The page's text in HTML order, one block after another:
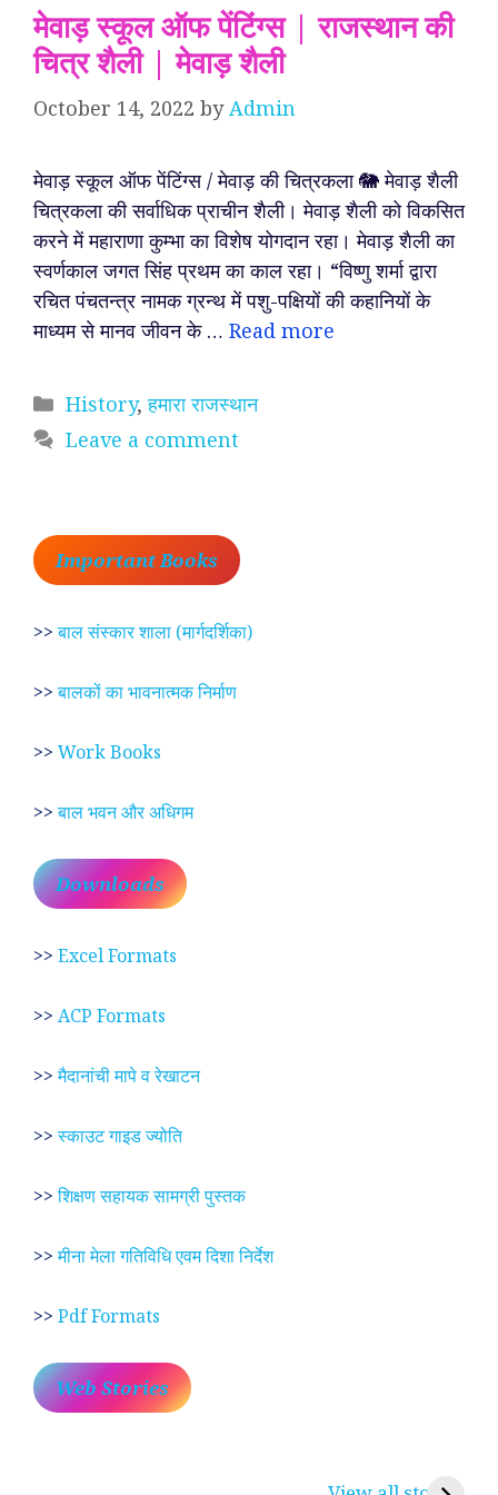
मेवाड़ स्कूल ऑफ पेंटिंग्स | राजस्थान की
चित्र शैली | मेवाड़ शैली
October 14, 2022 byAdmin
मेवाड़ स्कूल ऑफ पेंटिंग्स / मेवाड़ की चित्रकला 🐘 मेवाड़ शैली
चित्रकला की सर्वाधिक प्राचीन शैली। मेवाड़ शैली को विकसित
करने में महाराणा कुम्भा का विशेष योगदान रहा। मेवाड़ शैली का
स्वर्णकाल जगत सिंह प्रथम का काल रहा। “विष्णु शर्मा द्वारा
रचित पंचतन्त्र नामक ग्रन्थ में पशु-पक्षियों की कहानियों के
माध्यम से मानव जीवन के … Read more
Categories
History,हमारा राजस्थान
Leave a comment
Important Books
>>बाल संस्कार शाला (मार्गदर्शिका)
>>बालकों का भावनात्मक निर्माण
>> Work Books
>>बाल भवन और अधिगम
Downloads
>> Excel Formats
>> ACP Formats
>>मैदानांची मापे व रेखाटन
>>स्काउट गाइड ज्योति
>>शिक्षण सहायक सामग्री पुस्तक
>>मीना मेला गतिविधि एवम दिशा निर्देश
>> Pdf Formats
Web Stories
रामसा पीर, रुणेचा रा